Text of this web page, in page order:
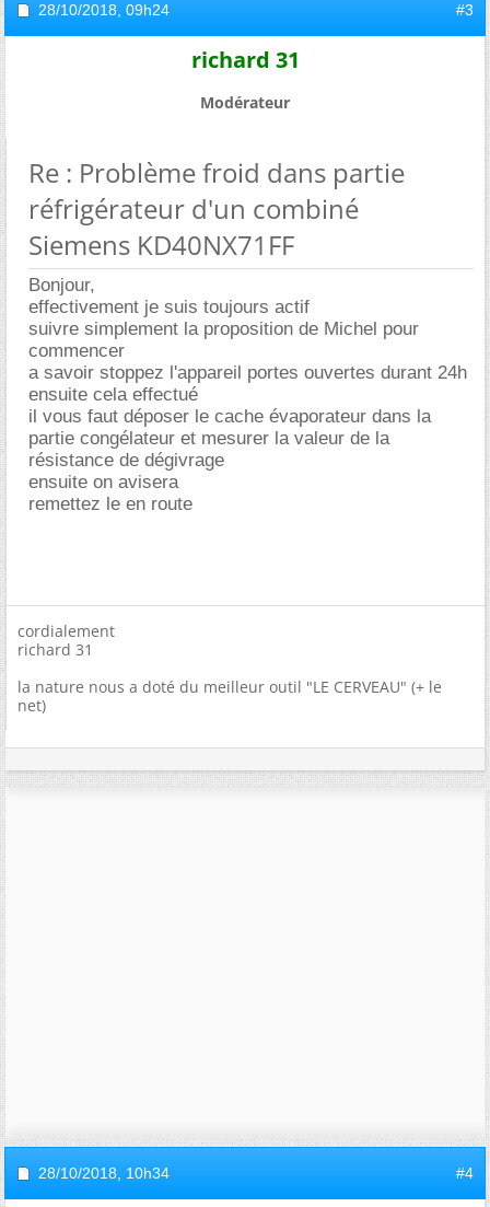
28/10/2018, 09h24 #3
richard 31
Modérateur
Re : Problème froid dans partie
réfrigérateur d'un combiné
Siemens KD40NX71FF
Bonjour,
effectivement je suis toujours actif
suivre simplement la proposition de Michel pour
commencer
a savoir stoppez l'appareil portes ouvertes durant 24h
ensuite cela effectué
il vous faut déposer le cache évaporateur dans la
partie congélateur et mesurer la valeur de la
résistance de dégivrage
ensuite on avisera
remettez le en route
cordialement
richard 31
la nature nous a doté du meilleur outil "LE CERVEAU" (+ le
net)
28/10/2018, 10h34 #4